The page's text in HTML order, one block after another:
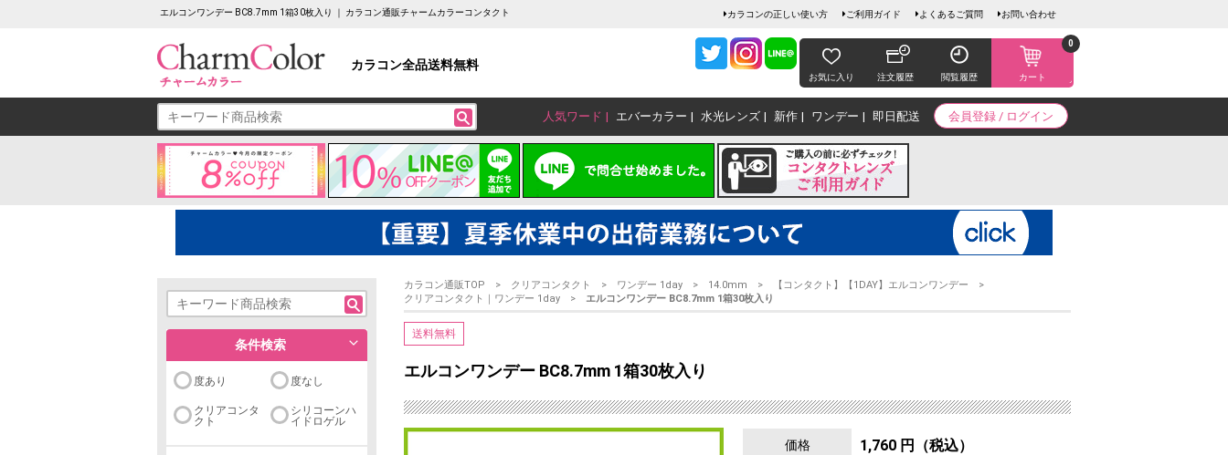
エルコンワンデー BC8.7mm 1箱30枚入り ｜ カラコン通販チャームカラーコンタクト カラコンの正しい使い方 ご利用ガイド よくあるご質問 お問い合わせ
カラコン全品送料無料
お気に入り 注文履歴 閲覧履歴 カート
0
会員登録 / ログイン
人気ワード エバーカラー 水光レンズ 新作 ワンデー 即日配送
条件検索
度あり 度なし
クリアコンタ
クト
シリコーンハ
イドロゲル
カラコン通販TOP クリアコンタクト ワンデー 1day 14.0mm
【コンタクト】【1DAY】エルコンワンデー
クリアコンタクト｜ワンデー 1day
エルコンワンデー BC8.7mm 1箱30枚入り
送料無料
エルコンワンデー BC8.7mm 1箱30枚入り
価格 1,760 円（税込）